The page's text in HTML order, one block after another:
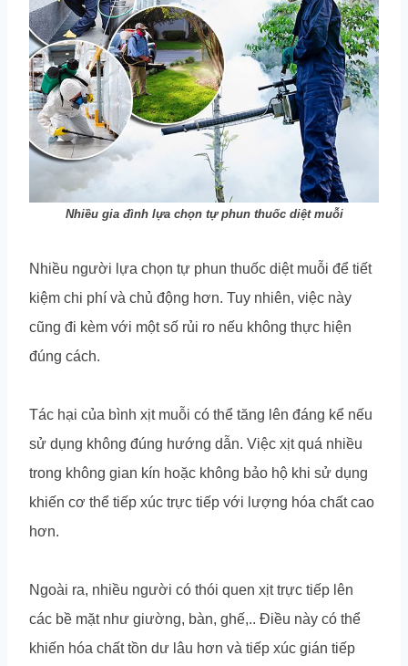
Nhiều gia đình lựa chọn tự phun thuốc diệt muỗi
Nhiều người lựa chọn tự phun thuốc diệt muỗi để tiết
kiệm chi phí và chủ động hơn. Tuy nhiên, việc này
cũng đi kèm với một số rủi ro nếu không thực hiện
đúng cách.
Tác hại của bình xịt muỗi có thể tăng lên đáng kể nếu
sử dụng không đúng hướng dẫn. Việc xịt quá nhiều
trong không gian kín hoặc không bảo hộ khi sử dụng
khiến cơ thể tiếp xúc trực tiếp với lượng hóa chất cao
hơn.
Ngoài ra, nhiều người có thói quen xịt trực tiếp lên
các bề mặt như giường, bàn, ghế,.. Điều này có thể
khiến hóa chất tồn dư lâu hơn và tiếp xúc gián tiếp